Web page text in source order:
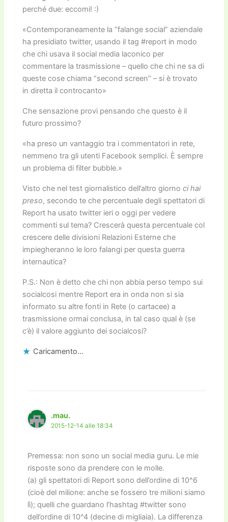
perché due: eccomi! :)
«Contemporaneamente la “falange social” aziendale
ha presidiato twitter, usando il tag #report in modo
che chi usava il social media laconico per
commentare la trasmissione – quello che chi ne sa di
queste cose chiama “second screen” – si è trovato
in diretta il controcanto»
Che sensazione provi pensando che questo è il
futuro prossimo?
«ha preso un vantaggio tra i commentatori in rete,
nemmeno tra gli utenti Facebook semplici. È sempre
un problema di filter bubble.»
Visto che nel test giornalistico dell’altro giornoci hai
preso, secondo te che percentuale degli spettatori di
Report ha usato twitter ieri o oggi per vedere
commenti sul tema? Crescerà questa percentuale col
crescere delle divisioni Relazioni Esterne che
impiegheranno le loro falangi per questa guerra
internautica?
P.S.: Non è detto che chi non abbia perso tempo sui
socialcosi mentre Report era in onda non si sia
informato su altre fonti in Rete (o cartacee) a
trasmissione ormai conclusa, in tal caso qual è (se
c’è) il valore aggiunto dei socialcosi?
Caricamento...
.mau.
2015-12-14 alle 18:34
Premessa: non sono un social media guru. Le mie
risposte sono da prendere con le molle.
(a) gli spettatori di Report sono dell’ordine di 10^6
(cioè del milione: anche se fossero tre milioni siamo
lì); quelli che guardano l’hashtag #twitter sono
dell’ordine di 10^4 (decine di migliaia). La differenza